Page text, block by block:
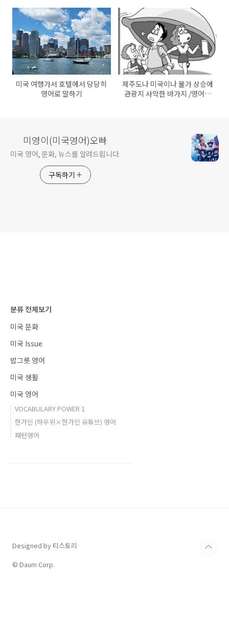
미국 여행가서 호텔에서 당당히
영어로 말하기
제주도나 미국이나 물가 상승에
관광지 사악한 바가지 /영어로
미영이(미국영어)오빠
미국 영어, 문화, 뉴스를 알려드립니다.
구독하기
분류 전체보기
미국 문화
미국 Issue
밥그릇 영어
미국 생활
미국 영어
VOCABULARY POWER 1
한가인 (하우위×한가인 유튜브) 영어
패턴영어
Designed by 티스토리
© Daum Corp.